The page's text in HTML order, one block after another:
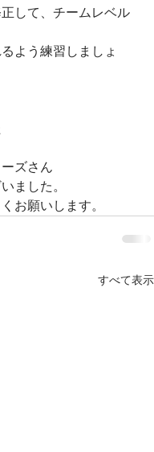
して、チームレベル
よう練習しましょ
ズさん
ました。
お願いします。
すべて表示